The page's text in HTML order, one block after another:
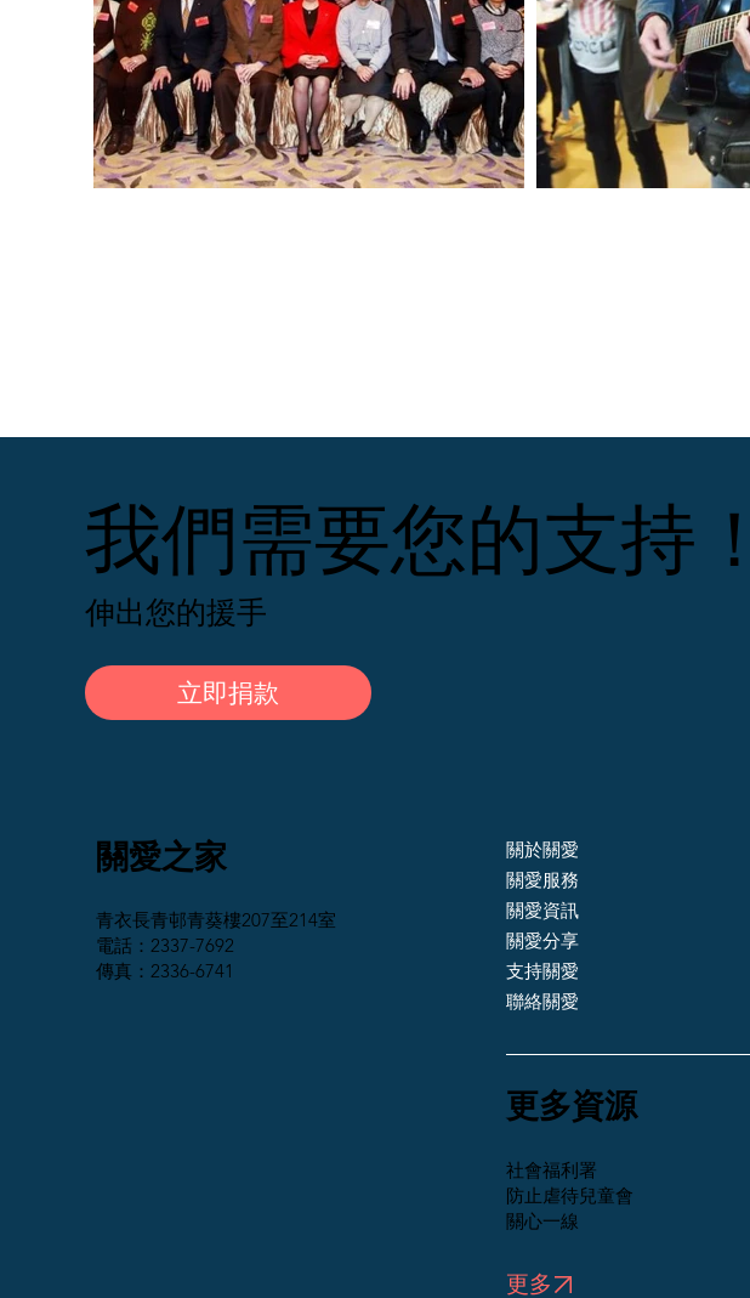
關愛之家
青衣長青邨青葵樓207至214室
電話：2337-7692
傳真：2336-6741
關於關愛
關愛服務
關愛資訊
關愛分享
支持關愛
聯絡關愛
​更多資源
社會福利署
防止虐待兒童會
關心一線
更多
我們需要您的支持！
伸出您的援手
立即捐款